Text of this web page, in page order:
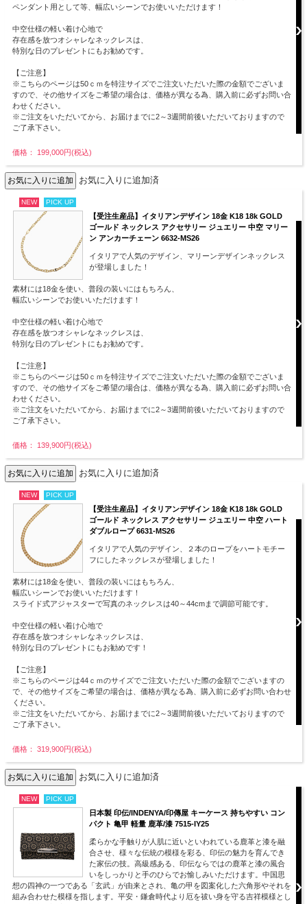
ペンダント用として等、幅広いシーンでお使いいただけます！
中空仕様の軽い着け心地で
存在感を放つオシャレなネックレスは、
特別な日のプレゼントにもお勧めです。
【ご注意】
※こちらのページは50ｃｍを特注サイズでご注文いただいた際の金額でございま
すので、その他サイズをご希望の場合は、価格が異なる為、購入前に必ずお問い合
わせください。
※ご注文をいただいてから、お届けまでに2～3週間前後いただいておりますので
ご了承下さい。
価格： 199,000円(税込)
お気に入りに追加済
NEW PICK UP
【受注生産品】イタリアンデザイン 18金 K18 18k GOLD
ゴールド ネックレス アクセサリー ジュエリー 中空 マリー
ン アンカーチェーン 6632-MS26
イタリアで人気のデザイン、マリーンデザインネックレス
が登場しました！
素材には18金を使い、普段の装いにはもちろん、
幅広いシーンでお使いいただけます！
中空仕様の軽い着け心地で
存在感を放つオシャレなネックレスは、
特別な日のプレゼントにもお勧めです。
【ご注意】
※こちらのページは50ｃｍを特注サイズでご注文いただいた際の金額でございま
すので、その他サイズをご希望の場合は、価格が異なる為、購入前に必ずお問い合
わせください。
※ご注文をいただいてから、お届けまでに2～3週間前後いただいておりますので
ご了承下さい。
価格： 139,900円(税込)
お気に入りに追加済
NEW PICK UP
【受注生産品】イタリアンデザイン 18金 K18 18k GOLD
ゴールド ネックレス アクセサリー ジュエリー 中空 ハート
ダブルロープ 6631-MS26
イタリアで人気のデザイン、２本のロープをハートモチー
フにしたネックレスが登場しました！
素材には18金を使い、普段の装いにはもちろん、
幅広いシーンでお使いいただけます！
スライド式アジャスターで写真のネックレスは40～44cmまで調節可能です。
中空仕様の軽い着け心地で
存在感を放つオシャレなネックレスは、
特別な日のプレゼントにもお勧めです！
【ご注意】
※こちらのページは44ｃｍのサイズでご注文いただいた際の金額でございますの
で、その他サイズをご希望の場合は、価格が異なる為、購入前に必ずお問い合わせ
ください。
※ご注文をいただいてから、お届けまでに2～3週間前後いただいておりますので
ご了承下さい。
価格： 319,900円(税込)
お気に入りに追加済
NEW PICK UP
日本製 印伝/INDENYA/印傳屋 キーケース 持ちやすい コン
パクト 亀甲 軽量 鹿革/漆 7515-IY25
柔らかな手触りが人肌に近いといわれている鹿革と漆を融
合させ、様々な伝統の模様を彩る、印伝の魅力を育んでき
た家伝の技。高級感ある、印伝ならではの鹿革と漆の風合
いをしっかりと手のひらでお愉しみいただけます。中国思
想の四神の一つである「玄武」が由来とされ、亀の甲を図案化した六角形やそれを
組み合わせた模様を指します。平安・鎌倉時代より厄を祓い身を守る吉祥模様とし